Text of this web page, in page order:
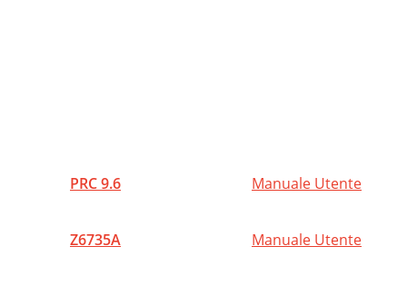
PRC 9.6 Manuale Utente
Z6735A
Manuale Utente